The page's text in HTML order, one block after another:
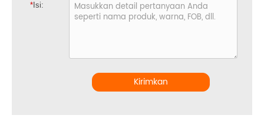
* Isi:
Kirimkan